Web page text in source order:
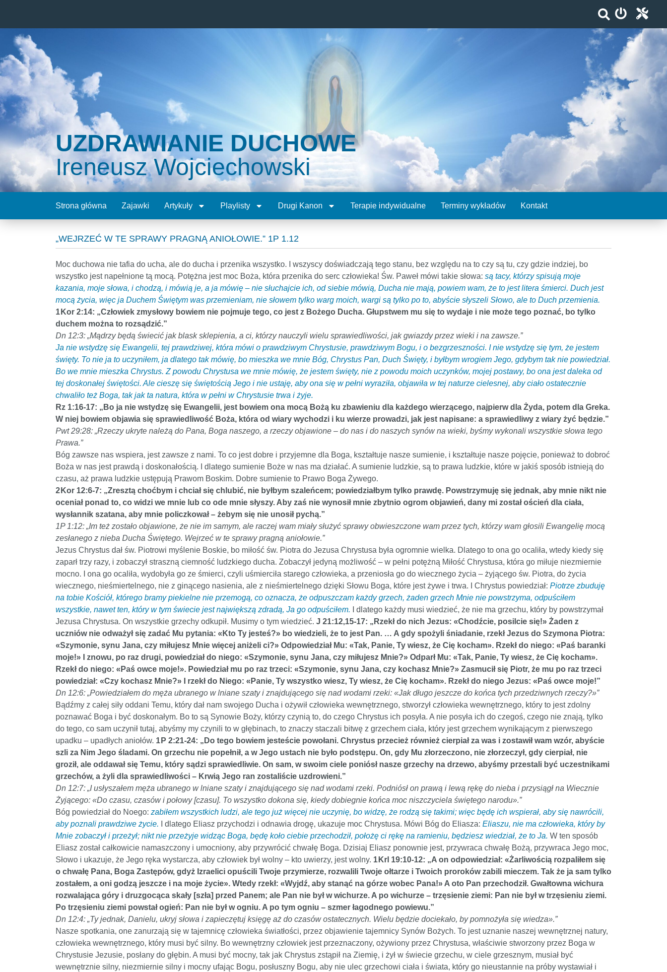
UZDRAWIANIE DUCHOWE
Ireneusz Wojciechowski
Strona główna Zajawki Artykuły Playlisty Drugi Kanon Terapie indywidualne Terminy wykładów Kontakt
„WEJRZEĆ W TE SPRAWY PRAGNĄ ANIOŁOWIE.” 1P 1.12
Moc duchowa nie tafia do ucha, ale do ducha i przenika wszystko. I wszyscy doświadczają tego stanu, bez względu na to czy są tu, czy gdzie indziej, bo
wszystko jest napełnione tą mocą. Potężna jest moc Boża, która przenika do serc człowieka! Św. Paweł mówi takie słowa: są tacy, którzy spisują moje
kazania, moje słowa, i chodzą, i mówią je, a ja mówię – nie słuchajcie ich, od siebie mówią, Ducha nie mają, powiem wam, że to jest litera śmierci. Duch jest
mocą życia, więc ja Duchem Świętym was przemieniam, nie słowem tylko warg moich, wargi są tylko po to, abyście słyszeli Słowo, ale to Duch przemienia.
1 Kor 2:14: „Człowiek zmysłowy bowiem nie pojmuje tego, co jest z Bożego Ducha. Głupstwem mu się to wydaje i nie może tego poznać, bo tylko
duchem można to rozsądzić.”
Dn 12:3: „Mądrzy będą świecić jak blask sklepienia, a ci, którzy nauczyli wielu sprawiedliwości, jak gwiazdy przez wieki i na zawsze.”
Ja nie wstydzę się Ewangelii, tej prawdziwej, która mówi o prawdziwym Chrystusie, prawdziwym Bogu, i o bezgrzeszności. I nie wstydzę się tym, że jestem
święty. To nie ja to uczyniłem, ja dlatego tak mówię, bo mieszka we mnie Bóg, Chrystus Pan, Duch Święty, i byłbym wrogiem Jego, gdybym tak nie powiedział.
Bo we mnie mieszka Chrystus. Z powodu Chrystusa we mnie mówię, że jestem święty, nie z powodu moich uczynków, mojej postawy, bo ona jest daleka od
tej doskonałej świętości. Ale cieszę się świętością Jego i nie ustaję, aby ona się w pełni wyraziła, objawiła w tej naturze cielesnej, aby ciało ostatecznie
chwaliło też Boga, tak jak ta natura, która w pełni w Chrystusie trwa i żyje.
Rz 1:16-17: „Bo ja nie wstydzę się Ewangelii, jest bowiem ona mocą Bożą ku zbawieniu dla każdego wierzącego, najpierw dla Żyda, potem dla Greka.
W niej bowiem objawia się sprawiedliwość Boża, która od wiary wychodzi i ku wierze prowadzi, jak jest napisane: a sprawiedliwy z wiary żyć będzie.”
Pwt 29:28: „Rzeczy ukryte należą do Pana, Boga naszego, a rzeczy objawione – do nas i do naszych synów na wieki, byśmy wykonali wszystkie słowa tego
Prawa.”
Bóg zawsze nas wspiera, jest zawsze z nami. To co jest dobre i przyjemne dla Boga, kształtuje nasze sumienie, i kształtuje nasze pojęcie, ponieważ to dobroć
Boża w nas jest prawdą i doskonałością. I dlatego sumienie Boże w nas ma działać. A sumienie ludzkie, są to prawa ludzkie, które w jakiś sposób istnieją do
czasu, aż prawa ludzkie ustępują Prawom Boskim. Dobre sumienie to Prawo Boga Żywego.
2 Kor 12:6-7: „Zresztą choćbym i chciał się chlubić, nie byłbym szaleńcem; powiedziałbym tylko prawdę. Powstrzymuję się jednak, aby mnie nikt nie
oceniał ponad to, co widzi we mnie lub co ode mnie słyszy. Aby zaś nie wynosił mnie zbytnio ogrom objawień, dany mi został oścień dla ciała,
wysłannik szatana, aby mnie policzkował – żebym się nie unosił pychą.”
1P 1:12: „Im też zostało objawione, że nie im samym, ale raczej wam miały służyć sprawy obwieszczone wam przez tych, którzy wam głosili Ewangelię mocą
zesłanego z nieba Ducha Świętego. Wejrzeć w te sprawy pragną aniołowie.”
Jezus Chrystus dał św. Piotrowi myślenie Boskie, bo miłość św. Piotra do Jezusa Chrystusa była ogromnie wielka. Dlatego to ona go ocaliła, wtedy kiedy się
zaparł trzy razy, i zobaczył straszną ciemność ludzkiego ducha. Zobaczył jedyną możliwość – w pełni potężną Miłość Chrystusa, która go miłuje niezmiernie
mocno. I ona go ocaliła, wydobyła go ze śmierci, czyli uśmierciła starego człowieka, a przeniosła go do wiecznego życia – żyjącego św. Piotra, do życia
wiecznego, nieśmiertelnego, nie z ginącego nasienia, ale z nieśmiertelnego dzięki Słowu Boga, które jest żywe i trwa. I Chrystus powiedział: Piotrze zbuduję
na tobie Kościół, którego bramy piekielne nie przemogą, co oznacza, że odpuszczam każdy grzech, żaden grzech Mnie nie powstrzyma, odpuściłem
wszystkie, nawet ten, który w tym świecie jest największą zdradą, Ja go odpuściłem. I dlatego każdy musi wiedzieć, że nie ma grzechu, który by powstrzymał
Jezusa Chrystusa. On wszystkie grzechy odkupił. Musimy o tym wiedzieć. J 21:12,15-17: „Rzekł do nich Jezus: «Chodźcie, posilcie się!» Żaden z
uczniów nie odważył się zadać Mu pytania: «Kto Ty jesteś?» bo wiedzieli, że to jest Pan. … A gdy spożyli śniadanie, rzekł Jezus do Szymona Piotra:
«Szymonie, synu Jana, czy miłujesz Mnie więcej aniżeli ci?» Odpowiedział Mu: «Tak, Panie, Ty wiesz, że Cię kocham». Rzekł do niego: «Paś baranki
moje!» I znowu, po raz drugi, powiedział do niego: «Szymonie, synu Jana, czy miłujesz Mnie?» Odparł Mu: «Tak, Panie, Ty wiesz, że Cię kocham».
Rzekł do niego: «Paś owce moje!». Powiedział mu po raz trzeci: «Szymonie, synu Jana, czy kochasz Mnie?» Zasmucił się Piotr, że mu po raz trzeci
powiedział: «Czy kochasz Mnie?» I rzekł do Niego: «Panie, Ty wszystko wiesz, Ty wiesz, że Cię kocham». Rzekł do niego Jezus: «Paś owce moje!”
Dn 12:6: „Powiedziałem do męża ubranego w lniane szaty i znajdującego się nad wodami rzeki: «Jak długo jeszcze do końca tych przedziwnych rzeczy?»”
Bądźmy z całej siły oddani Temu, który dał nam swojego Ducha i ożywił człowieka wewnętrznego, stworzył człowieka wewnętrznego, który to jest zdolny
poznawać Boga i być doskonałym. Bo to są Synowie Boży, którzy czynią to, do czego Chrystus ich posyła. A nie posyła ich do czegoś, czego nie znają, tylko
do tego, co sam uczynił tutaj, abyśmy my czynili to w głębinach, to znaczy staczali bitwę z grzechem ciała, który jest grzechem wynikającym z pierwszego
upadku – upadłych aniołów. 1 P 2:21-24: „Do tego bowiem jesteście powołani. Chrystus przecież również cierpiał za was i zostawił wam wzór, abyście
szli za Nim Jego śladami. On grzechu nie popełnił, a w Jego ustach nie było podstępu. On, gdy Mu złorzeczono, nie złorzeczył, gdy cierpiał, nie
groził, ale oddawał się Temu, który sądzi sprawiedliwie. On sam, w swoim ciele poniósł nasze grzechy na drzewo, abyśmy przestali być uczestnikami
grzechów, a żyli dla sprawiedliwości – Krwią Jego ran zostaliście uzdrowieni.”
Dn 12:7: „I usłyszałem męża ubranego w lniane szaty i znajdującego się nad wodami rzeki. Podniósł on prawą i lewą rękę do nieba i przysiągł na Wiecznie
Żyjącego: «Do czasu, czasów i połowy [czasu]. To wszystko dokona się, kiedy dobiegnie końca moc niszczyciela świętego narodu».”
Bóg powiedział do Noego: zabiłem wszystkich ludzi, ale tego już więcej nie uczynię, bo widzę, że rodzą się takimi; więc będę ich wspierał, aby się nawrócili,
aby poznali prawdziwe życie. I dlatego Eliasz przychodzi i odnawia drogę, ukazuje moc Chrystusa. Mówi Bóg do Eliasza: Eliaszu, nie ma człowieka, który by
Mnie zobaczył i przeżył; nikt nie przeżyje widząc Boga, będę koło ciebie przechodził, położę ci rękę na ramieniu, będziesz wiedział, że to Ja. W ten sposób
Eliasz został całkowicie namaszczony i umocniony, aby przywrócić chwałę Boga. Dzisiaj Eliasz ponownie jest, przywraca chwałę Bożą, przywraca Jego moc,
Słowo i ukazuje, że Jego ręka wystarcza, aby człowiek był wolny – kto uwierzy, jest wolny. 1 Krl 19:10-12: „A on odpowiedział: «Żarliwością rozpaliłem się
o chwałę Pana, Boga Zastępów, gdyż Izraelici opuścili Twoje przymierze, rozwalili Twoje ołtarze i Twoich proroków zabili mieczem. Tak że ja sam tylko
zostałem, a oni godzą jeszcze i na moje życie». Wtedy rzekł: «Wyjdź, aby stanąć na górze wobec Pana!» A oto Pan przechodził. Gwałtowna wichura
rozwalająca góry i druzgocąca skały [szła] przed Panem; ale Pan nie był w wichurze. A po wichurze – trzęsienie ziemi: Pan nie był w trzęsieniu ziemi.
Po trzęsieniu ziemi powstał ogień: Pan nie był w ogniu. A po tym ogniu – szmer łagodnego powiewu.”
Dn 12:4: „Ty jednak, Danielu, ukryj słowa i zapieczętuj księgę aż do czasów ostatecznych. Wielu będzie dociekało, by pomnożyła się wiedza».”
Nasze spotkania, one zanurzają się w tajemnicę człowieka światłości, przez objawienie tajemnicy Synów Bożych. To jest uznanie naszej wewnętrznej natury,
człowieka wewnętrznego, który musi być silny. Bo wewnętrzny człowiek jest przeznaczony, ożywiony przez Chrystusa, właściwie stworzony przez Boga w
Chrystusie Jezusie, posłany do głębin. A musi być mocny, tak jak Chrystus zstąpił na Ziemię, i żył w świecie grzechu, w ciele grzesznym, musiał być
wewnętrznie silny, niezmiernie silny i mocny ufając Bogu, posłuszny Bogu, aby nie ulec grzechowi ciała i świata, który go nieustannie na próby wystawiał i